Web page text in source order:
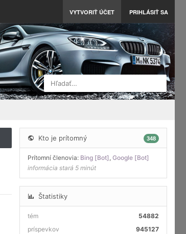
VYTVORIŤ ÚČET PRIHLÁSIŤ SA
Hľadať…
Kto je prítomný 348
Prítomní členovia: Bing [Bot] , Google [Bot]
informácia stará 5 minút
Štatistiky
54882
tém
945127
príspevkov